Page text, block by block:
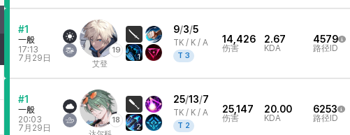
#1
一般
17:13
7月29日
19
艾登
1
9/3/5
TK / K / A
T 3
14,426
伤害
2.67
KDA
4579
路径ID
#1
一般
20:03
7月29日
18
2
25/13/7
TK / K / A
T 2
25,147
伤害
20.00
KDA
6253
路径ID